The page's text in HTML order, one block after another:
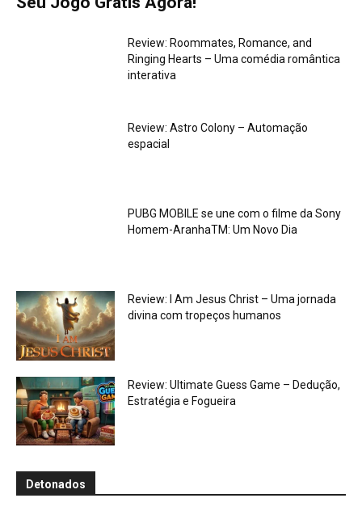
Review: Roommates, Romance, and
Ringing Hearts – Uma comédia romântica
interativa
Review: Astro Colony – Automação
espacial
PUBG MOBILE se une com o filme da Sony
Homem-AranhaTM: Um Novo Dia
Review: I Am Jesus Christ – Uma jornada
divina com tropeços humanos
Review: Ultimate Guess Game – Dedução,
Estratégia e Fogueira
Detonados